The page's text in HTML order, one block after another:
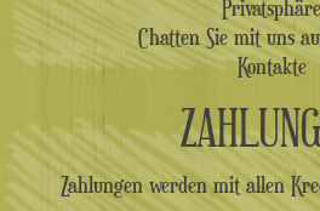
Privatsphäre
Chatten Sie mit uns
Kontakte
Zahlungen werden mit allen